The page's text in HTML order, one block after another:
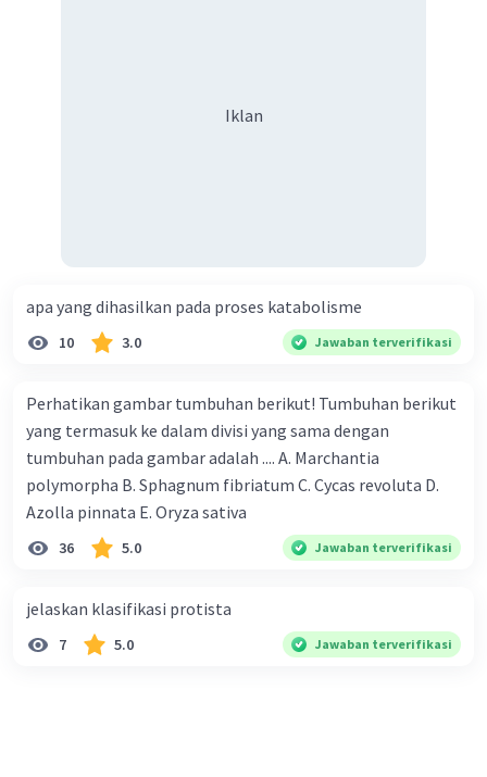
Iklan
apa yang dihasilkan pada proses katabolisme
10 3.0 Jawaban terverifikasi
Perhatikan gambar tumbuhan berikut! Tumbuhan berikut
yang termasuk ke dalam divisi yang sama dengan
tumbuhan pada gambar adalah .... A. Marchantia
polymorpha B. Sphagnum fibriatum C. Cycas revoluta D.
Azolla pinnata E. Oryza sativa
36 5.0 Jawaban terverifikasi
jelaskan klasifikasi protista
7 5.0 Jawaban terverifikasi